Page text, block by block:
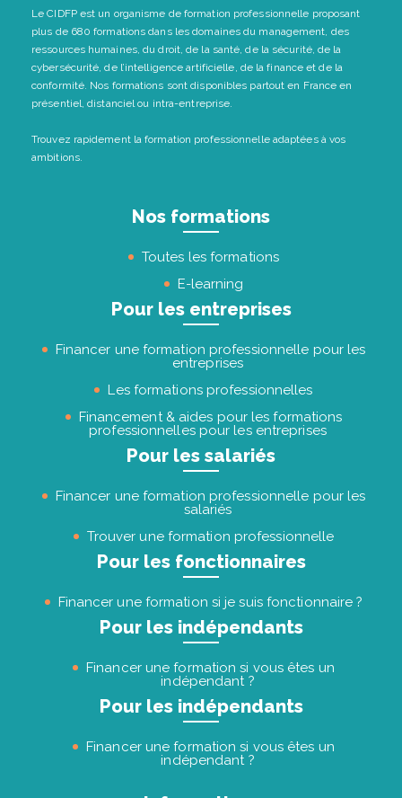
Le CIDFP est un organisme de formation professionnelle proposant
plus de 680 formations dans les domaines du management, des
ressources humaines, du droit, de la santé, de la sécurité, de la
cybersécurité, de l’intelligence artificielle, de la finance et de la
conformité. Nos formations sont disponibles partout en France en
présentiel, distanciel ou intra-entreprise.
Trouvez rapidement la formation professionnelle adaptées à vos
ambitions.
Nos formations
Toutes les formations
E-learning
Pour les entreprises
Financer une formation professionnelle pour les
entreprises
Les formations professionnelles
Financement & aides pour les formations
professionnelles pour les entreprises
Pour les salariés
Financer une formation professionnelle pour les
salariés
Trouver une formation professionnelle
Pour les fonctionnaires
Financer une formation si je suis fonctionnaire ?
Pour les indépendants
Financer une formation si vous êtes un
indépendant ?
Pour les indépendants
Financer une formation si vous êtes un
indépendant ?